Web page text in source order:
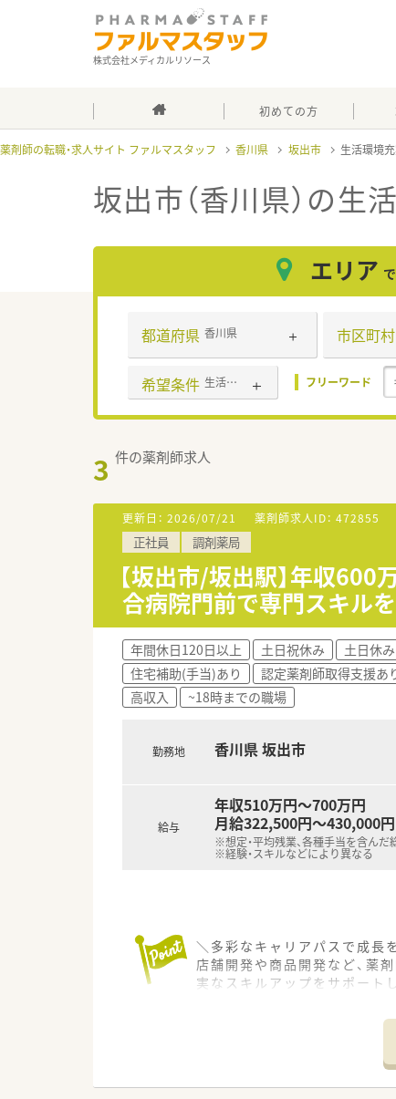
株式会社メディカルリソース
初めての方
薬剤師の転職・求人サイト ファルマスタッフ 香川県 坂出市 生活環境
坂出市（香川県）の生
エリア
都道府県 香川県 市区町村
希望条件 生活環境充実 フリーワード
3 件の薬剤師求人
更新日： 2026/07/21 薬剤師求人ID： 472855
正社員 調剤薬局
【坂出市/坂出駅】年収
合病院門前で専門スキル
年間休日120日以上 土日祝休み 土日休
住宅補助(手当)あり
認定薬剤師取得支援あ
高収入
~18時までの職場
勤務地 香川県 坂出市
給与
年収510万円～700万円
月給322,500円～430,000円
※想定・平均残業、各種手当を含んだ
※経験・スキルなどにより異なる
＼多彩なキャリアパスで成長
店舗開発や商品開発など、薬
実なスキルアップをサポート
【店舗情報と応需状況について
■坂出駅から徒歩約13分の好
■門前の総合病院から多岐に
■店内はガラス張りで陽の光